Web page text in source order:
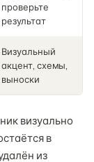
проверьте
результат
Визуальный
акцент, схемы,
выноски
визуально
в
из